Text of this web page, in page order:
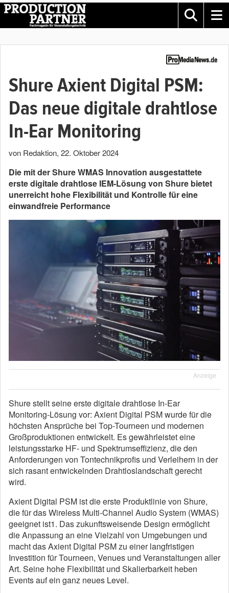
Shure Axient Digital PSM:
Das neue digitale drahtlose
In-Ear Monitoring
von Redaktion, 22. Oktober 2024
Die mit der Shure WMAS Innovation ausgestattete
erste digitale drahtlose IEM-Lösung von Shure bietet
unerreicht hohe Flexibilität und Kontrolle für eine
einwandfreie Performance
Anzeige
Shure stellt seine erste digitale drahtlose In-Ear
Monitoring-Lösung vor: Axient Digital PSM wurde für die
höchsten Ansprüche bei Top-Tourneen und modernen
Großproduktionen entwickelt. Es gewährleistet eine
leistungsstarke HF- und Spektrumseffizienz, die den
Anforderungen von Tontechnikprofis und Verleihern in der
sich rasant entwickelnden Drahtloslandschaft gerecht
wird.
Axient Digital PSM ist die erste Produktlinie von Shure,
die für das Wireless Multi-Channel Audio System (WMAS)
geeignet ist1. Das zukunftsweisende Design ermöglicht
die Anpassung an eine Vielzahl von Umgebungen und
macht das Axient Digital PSM zu einer langfristigen
Investition für Tourneen, Venues und Veranstaltungen aller
Art. Seine hohe Flexibilität und Skalierbarkeit heben
Events auf ein ganz neues Level.